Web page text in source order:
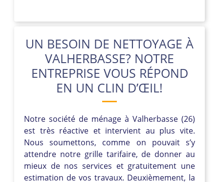
UN BESOIN DE NETTOYAGE À
VALHERBASSE? NOTRE
ENTREPRISE VOUS RÉPOND
EN UN CLIN D’ŒIL!
Notre société de ménage à Valherbasse (26)
est très réactive et intervient au plus vite.
Nous soumettons, comme on pouvait s’y
attendre notre grille tarifaire, de donner au
mieux de nos services et gratuitement une
estimation de vos travaux. Deuxièmement, la